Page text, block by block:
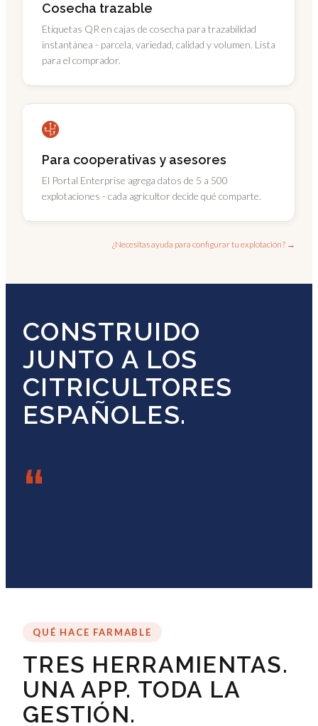
Cosecha trazable
Etiquetas QR en cajas de cosecha para trazabilidad
instantánea - parcela, variedad, calidad y volumen. Lista
para el comprador.
Para cooperativas y asesores
El Portal Enterprise agrega datos de 5 a 500
explotaciones - cada agricultor decide qué comparte.
¿Necesitas ayuda para configurar tu explotación? →
CONSTRUIDO
JUNTO A LOS
CITRICULTORES
ESPAÑOLES.
“
QUÉ HACE FARMABLE
TRES HERRAMIENTAS.
UNA APP. TODA LA
GESTIÓN.